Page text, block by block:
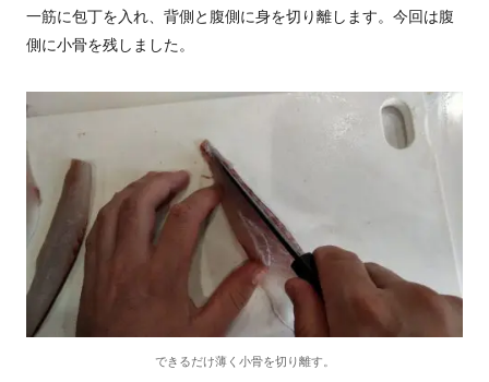
一筋に包丁を入れ、背側と腹側に身を切り離します。今回は腹
側に小骨を残しました。
できるだけ薄く小骨を切り離す。